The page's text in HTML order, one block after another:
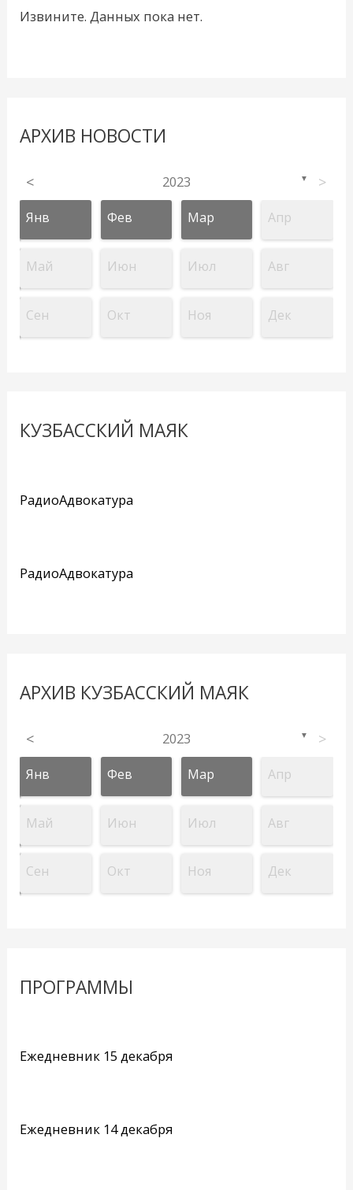
Извините. Данных пока нет.
АРХИВ НОВОСТИ
< 2023 ▼ >
Янв Фев Мар Апр
Май Июн Июл Авг
Сен Окт Ноя Дек
КУЗБАССКИЙ МАЯК
РадиоАдвокатура
РадиоАдвокатура
АРХИВ КУЗБАССКИЙ МАЯК
< 2023 ▼ >
Янв Фев Мар Апр
Май Июн Июл Авг
Сен Окт Ноя Дек
ПРОГРАММЫ
Ежедневник 15 декабря
Ежедневник 14 декабря